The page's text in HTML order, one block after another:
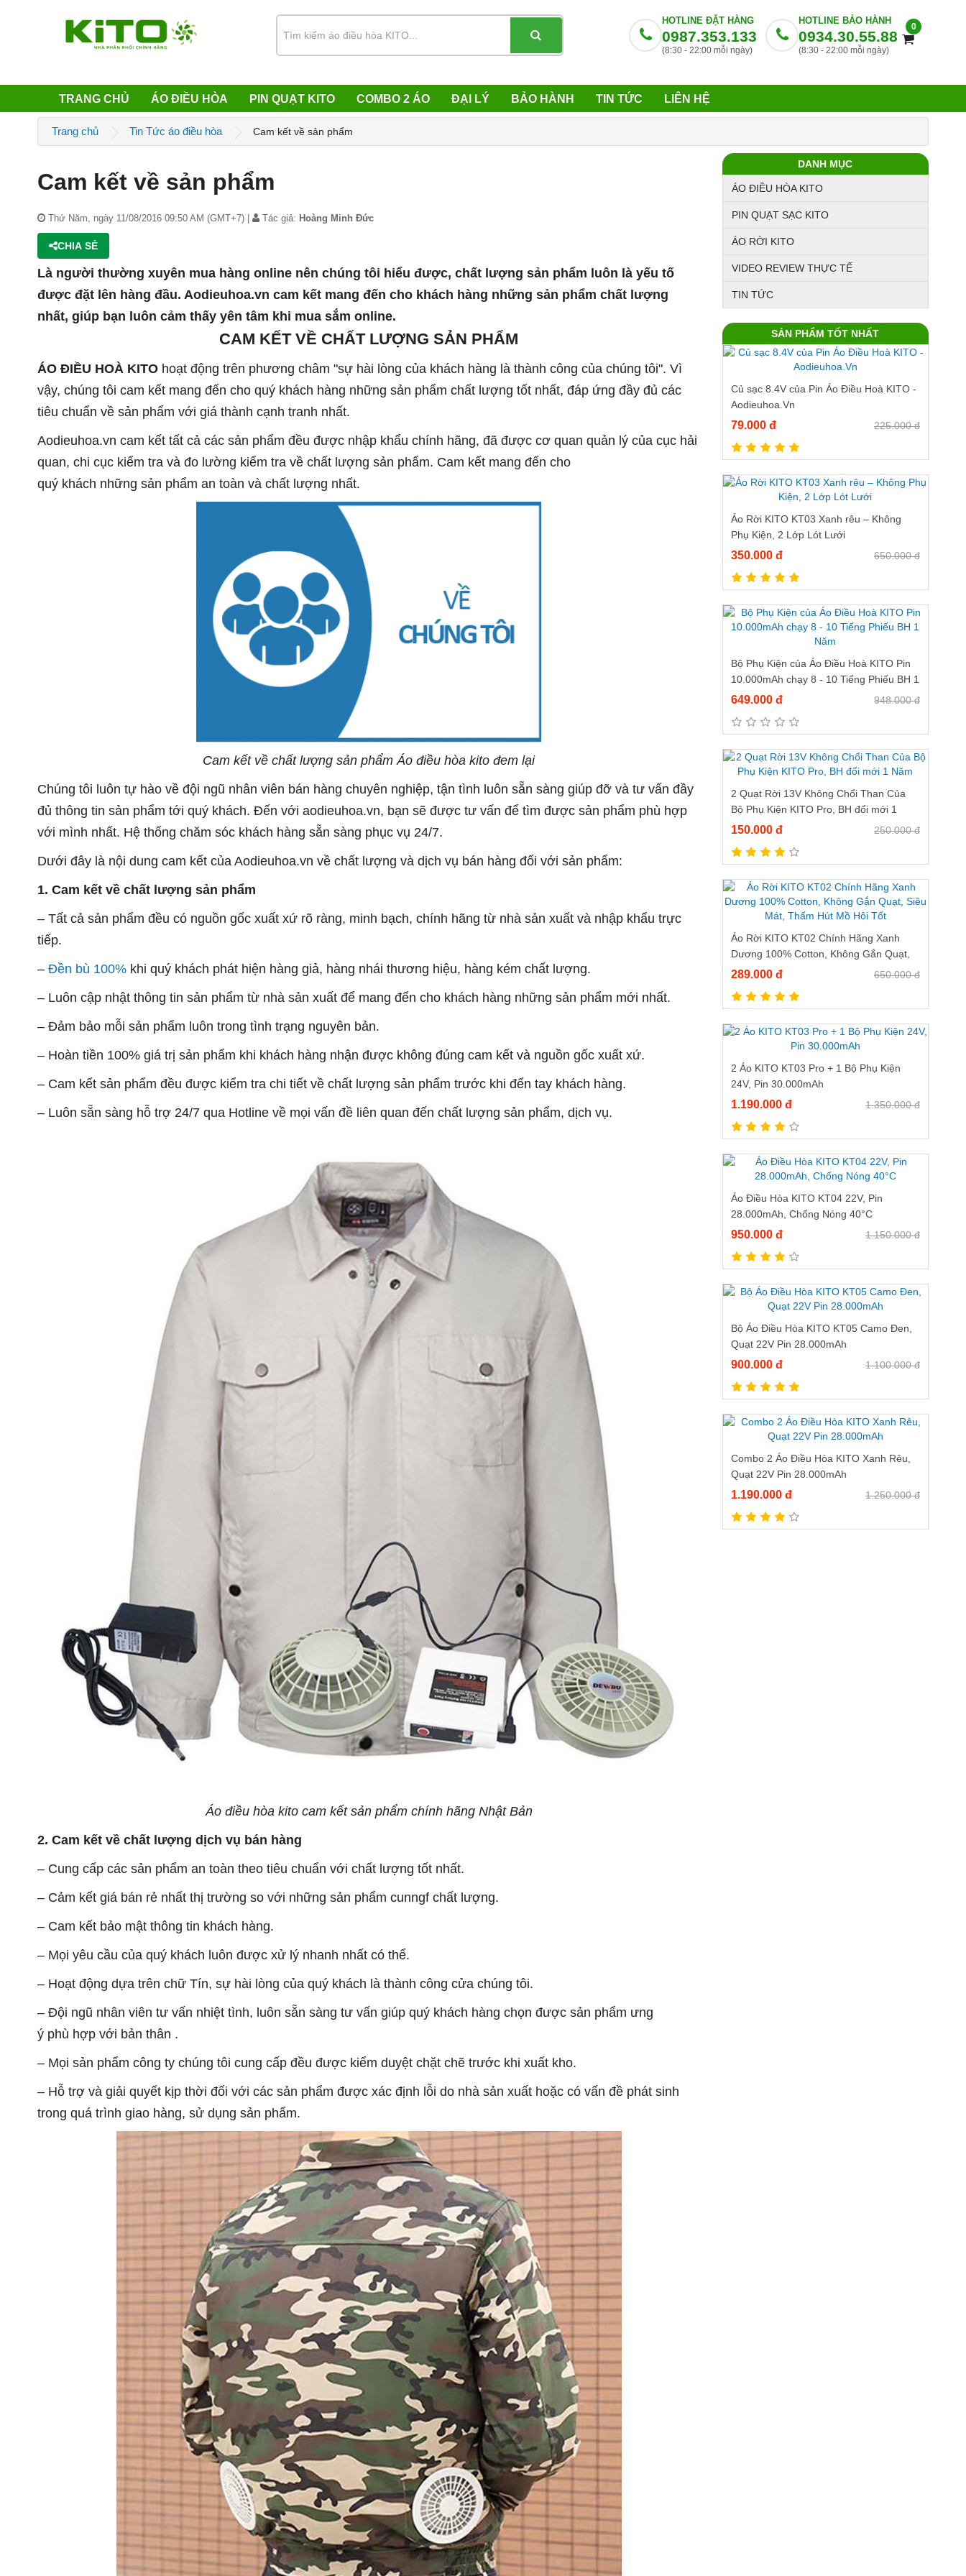
HOTLINE ĐẶT HÀNG
0987.353.133
(8:30 - 22:00 mỗi ngày)
HOTLINE BẢO HÀNH
0934.30.55.88
(8:30 - 22:00 mỗi ngày)
0
TRANG CHỦ ÁO ĐIỀU HÒA PIN QUẠT KITO COMBO 2 ÁO ĐẠI LÝ BẢO HÀNH TIN TỨC LIÊN HỆ
Trang chủ Tin Tức áo điều hòa Cam kết về sản phẩm
Cam kết về sản phẩm
Thứ Năm, ngày 11/08/2016 09:50 AM (GMT+7) | Tác giả: Hoàng Minh Đức
CHIA SẺ
Là người thường xuyên mua hàng online nên chúng tôi hiểu được, chất lượng sản phẩm luôn là yếu tố
được đặt lên hàng đầu. Aodieuhoa.vn cam kết mang đến cho khách hàng những sản phẩm chất lượng
nhất, giúp bạn luôn cảm thấy yên tâm khi mua sắm online.
CAM KẾT VỀ CHẤT LƯỢNG SẢN PHẨM
ÁO ĐIỀU HOÀ KITO hoạt động trên phương châm "sự hài lòng của khách hàng là thành công của chúng tôi". Vì
vậy, chúng tôi cam kết mang đến cho quý khách hàng những sản phẩm chất lượng tốt nhất, đáp ứng đầy đủ các
tiêu chuẩn về sản phẩm với giá thành cạnh tranh nhất.
Aodieuhoa.vn cam kết tất cả các sản phẩm đều được nhập khẩu chính hãng, đã được cơ quan quản lý của cục hải
quan, chi cục kiểm tra và đo lường kiểm tra về chất lượng sản phẩm. Cam kết mang đến cho
quý khách những sản phẩm an toàn và chất lượng nhất.
Cam kết về chất lượng sản phẩm Áo điều hòa kito đem lại
Chúng tôi luôn tự hào về đội ngũ nhân viên bán hàng chuyên nghiệp, tận tình luôn sẵn sàng giúp đỡ và tư vấn đầy
đủ thông tin sản phẩm tới quý khách. Đến với aodieuhoa.vn, bạn sẽ được tư vấn để tìm được sản phẩm phù hợp
với mình nhất. Hệ thống chăm sóc khách hàng sẵn sàng phục vụ 24/7.
Dưới đây là nội dung cam kết của Aodieuhoa.vn về chất lượng và dịch vụ bán hàng đối với sản phẩm:
1. Cam kết về chất lượng sản phẩm
– Tất cả sản phẩm đều có nguồn gốc xuất xứ rõ ràng, minh bạch, chính hãng từ nhà sản xuất và nhập khẩu trực
tiếp.
– Đền bù 100% khi quý khách phát hiện hàng giả, hàng nhái thương hiệu, hàng kém chất lượng.
– Luôn cập nhật thông tin sản phẩm từ nhà sản xuất để mang đến cho khách hàng những sản phẩm mới nhất.
– Đảm bảo mỗi sản phẩm luôn trong tình trạng nguyên bản.
– Hoàn tiền 100% giá trị sản phẩm khi khách hàng nhận được không đúng cam kết và nguồn gốc xuất xứ.
– Cam kết sản phẩm đều được kiểm tra chi tiết về chất lượng sản phẩm trước khi đến tay khách hàng.
– Luôn sẵn sàng hỗ trợ 24/7 qua Hotline về mọi vấn đề liên quan đến chất lượng sản phẩm, dịch vụ.
Áo điều hòa kito cam kết sản phẩm chính hãng Nhật Bản
2. Cam kết về chất lượng dịch vụ bán hàng
– Cung cấp các sản phẩm an toàn theo tiêu chuẩn với chất lượng tốt nhất.
– Cảm kết giá bán rẻ nhất thị trường so với những sản phẩm cunngf chất lượng.
– Cam kết bảo mật thông tin khách hàng.
– Mọi yêu cầu của quý khách luôn được xử lý nhanh nhất có thể.
– Hoạt động dựa trên chữ Tín, sự hài lòng của quý khách là thành công cửa chúng tôi.
– Đội ngũ nhân viên tư vấn nhiệt tình, luôn sẵn sàng tư vấn giúp quý khách hàng chọn được sản phẩm ưng
ý phù hợp với bản thân .
– Mọi sản phẩm công ty chúng tôi cung cấp đều được kiểm duyệt chặt chẽ trước khi xuất kho.
– Hỗ trợ và giải quyết kịp thời đối với các sản phẩm được xác định lỗi do nhà sản xuất hoặc có vấn đề phát sinh
trong quá trình giao hàng, sử dụng sản phẩm.
DANH MỤC
ÁO ĐIỀU HÒA KITO
PIN QUẠT SẠC KITO
ÁO RỜI KITO
VIDEO REVIEW THỰC TẾ
TIN TỨC
SẢN PHẨM TỐT NHẤT
Củ sạc 8.4V của Pin Áo Điều Hoà KITO -
Aodieuhoa.Vn
79.000 đ 225.000 đ
Áo Rời KITO KT03 Xanh rêu – Không
Phụ Kiện, 2 Lớp Lót Lưới
350.000 đ 650.000 đ
Bộ Phụ Kiện của Áo Điều Hoà KITO Pin
10.000mAh chạy 8 - 10 Tiếng Phiếu BH 1
Năm
649.000 đ 948.000 đ
2 Quạt Rời 13V Không Chổi Than Của
Bộ Phụ Kiện KITO Pro, BH đổi mới 1
Năm
150.000 đ 250.000 đ
Áo Rời KITO KT02 Chính Hãng Xanh
Dương 100% Cotton, Không Gắn Quạt,
Siêu Mát, Thấm Hút Mồ Hôi Tốt
289.000 đ 650.000 đ
2 Áo KITO KT03 Pro + 1 Bộ Phụ Kiện
24V, Pin 30.000mAh
1.190.000 đ 1.350.000 đ
Áo Điều Hòa KITO KT04 22V, Pin
28.000mAh, Chống Nóng 40°C
950.000 đ 1.150.000 đ
Bộ Áo Điều Hòa KITO KT05 Camo Đen,
Quạt 22V Pin 28.000mAh
900.000 đ 1.100.000 đ
Combo 2 Áo Điều Hòa KITO Xanh Rêu,
Quạt 22V Pin 28.000mAh
1.190.000 đ 1.250.000 đ